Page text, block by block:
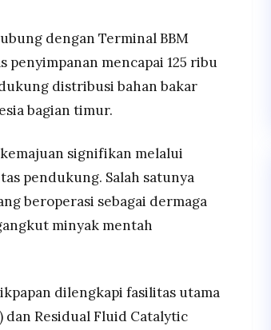
dengan Terminal BBM
penyimpanan mencapai 125 ribu
distribusi bahan bakar
bagian timur.
signifikan melalui
pendukung. Salah satunya
beroperasi sebagai dermaga
minyak mentah
dilengkapi fasilitas utama
Residual Fluid Catalytic